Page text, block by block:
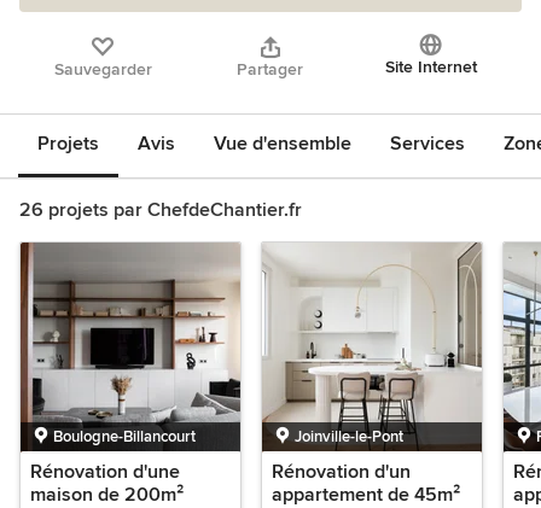
Sauvegarder Partager Site Internet
Projets Avis Vue d'ensemble Services
26 projets par ChefdeChantier.fr
Boulogne-Billancourt
Rénovation d'une
maison de 200m²
Joinville-le-Pont
Rénovation d'un
appartement de 45m²